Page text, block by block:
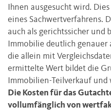
Ihnen ausgesucht wird.
eines Sachwertverfahrens.
auch als gerichtssicher und
Immobilie deutlich
die allein mit
ermittelte Wert bildet die
Immobilien-Teilverkauf
Die Kosten für das
vollumfänglich von